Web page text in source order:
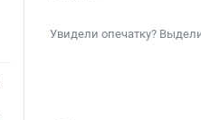
Увидели опечатку?